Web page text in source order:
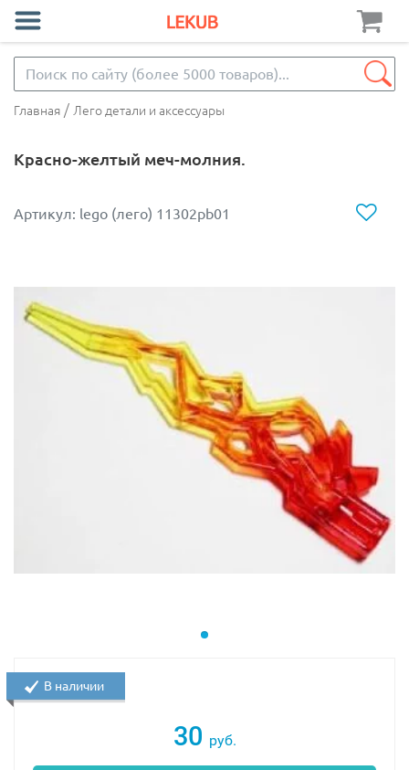
Главная / Лего детали и аксессуары
Красно-желтый меч-молния.
Артикул: lego (лего) 11302pb01
30 руб.
В наличии